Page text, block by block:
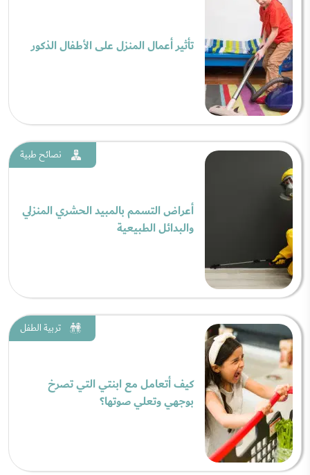
تأثير أعمال المنزل على الأطفال الذكور
نصائح طبية
أعراض التسمم بالمبيد الحشري المنزلي
والبدائل الطبيعية
تربية الطفل
كيف أتعامل مع ابنتي التي تصرخ
بوجهي وتعلي صوتها؟